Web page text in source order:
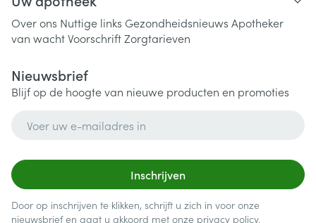
Over ons Nuttige links Gezondheidsnieuws Apotheker
van wachtVoorschriftZorgtarieven
Nieuwsbrief
Blijf op de hoogte van nieuwe producten en promoties
Inschrijven
Door op inschrijven te klikken, schrijft u zich in voor onze
nieuwsbrief en gaat u akkoord met onze privacy policy.